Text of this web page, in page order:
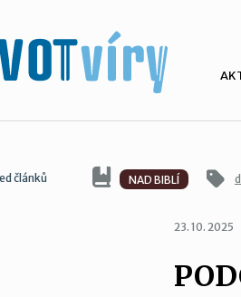
článků NAD BIBLÍ
23. 10. 2025